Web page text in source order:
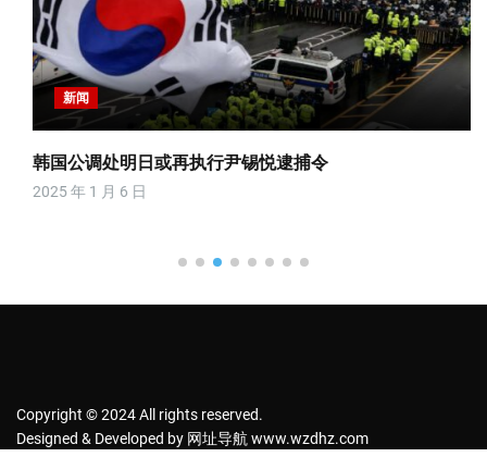
新闻
韩国公调处明日或再执行尹锡悦逮捕令
2025 年 1 月 6 日
Copyright © 2024 All rights reserved.
Designed & Developed by 网址导航 www.wzdhz.com